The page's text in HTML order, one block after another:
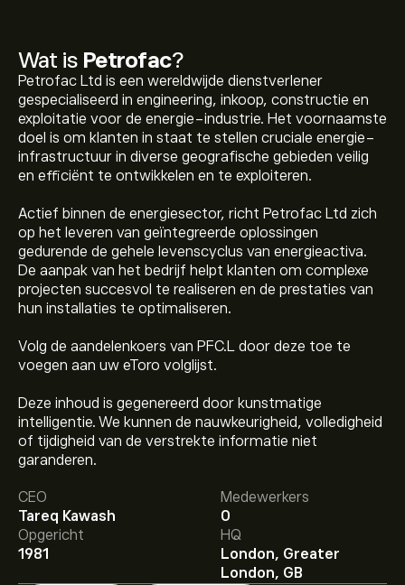
Wat is Petrofac?
Petrofac Ltd is een wereldwijde dienstverlener
gespecialiseerd in engineering, inkoop, constructie en
exploitatie voor de energie-industrie. Het voornaamste
doel is om klanten in staat te stellen cruciale energie-
infrastructuur in diverse geografische gebieden veilig
en efficiënt te ontwikkelen en te exploiteren.
Actief binnen de energiesector, richt Petrofac Ltd zich
op het leveren van geïntegreerde oplossingen
gedurende de gehele levenscyclus van energieactiva.
De aanpak van het bedrijf helpt klanten om complexe
projecten succesvol te realiseren en de prestaties van
hun installaties te optimaliseren.
Volg de aandelenkoers van PFC.L door deze toe te
voegen aan uw eToro volglijst.
Deze inhoud is gegenereerd door kunstmatige
intelligentie. We kunnen de nauwkeurigheid, volledigheid
of tijdigheid van de verstrekte informatie niet
garanderen.
CEO
Tareq Kawash
Medewerkers
0
Opgericht
1981
HQ
London, Greater
London, GB
De huidige koers van PFC.L is 3.979‎p‎.
Het gemiddelde koersdoel voor Petrofac is 3.979‎p‎.
je aanbij eToro voor gedetailleerde
analistenvoorspellingen en koersdoelen.
Analisten bieden voorspellingen voor Petrofac
gebaseerd op markttrends, financiële rapporten en